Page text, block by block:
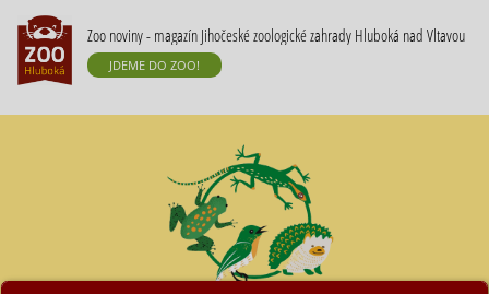
Zoo noviny - magazín Jihočeské zoologické zahrady Hluboká nad Vltavou
JDEME DO ZOO!